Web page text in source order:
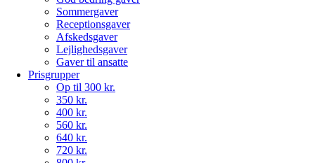
Sommergaver
Receptionsgaver
Afskedsgaver
Lejlighedsgaver
Gaver til ansatte
Prisgrupper
Op til 300 kr.
350 kr.
400 kr.
560 kr.
640 kr.
720 kr.